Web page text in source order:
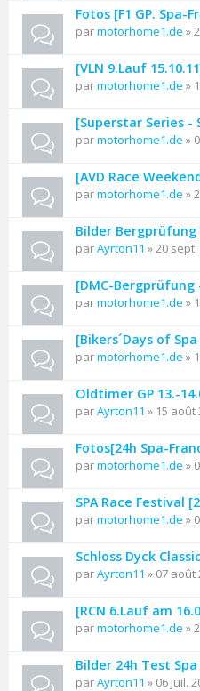
Fotos [F1 GP. Spa-
parmotorhome1.de »
[VLN 9.Lauf
parmotorhome1.de »
[Superstar Series -
parmotorhome1.de »
[AVD Race
parmotorhome1.de »
Bilder Bergprüfung
parAyrton11 » 20 sept.
[DMC-Bergprüfung
parmotorhome1.de »
[Bikers´Days of
parmotorhome1.de »
Oldtimer GP 13.-
parAyrton11 » 15 août
Fotos[24h Spa-
parmotorhome1.de »
SPA Race Festival
parmotorhome1.de »
Schloss Dyck
parAyrton11 » 07 août
[RCN 6.Lauf am
parmotorhome1.de »
Bilder 24h Test Spa
parAyrton11 » 06 juil.